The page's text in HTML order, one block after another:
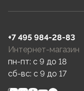
+7 495 984-28-83
Интернет-магазин
пн-пт: c 9 до 18
сб-вс: c 9 до 17